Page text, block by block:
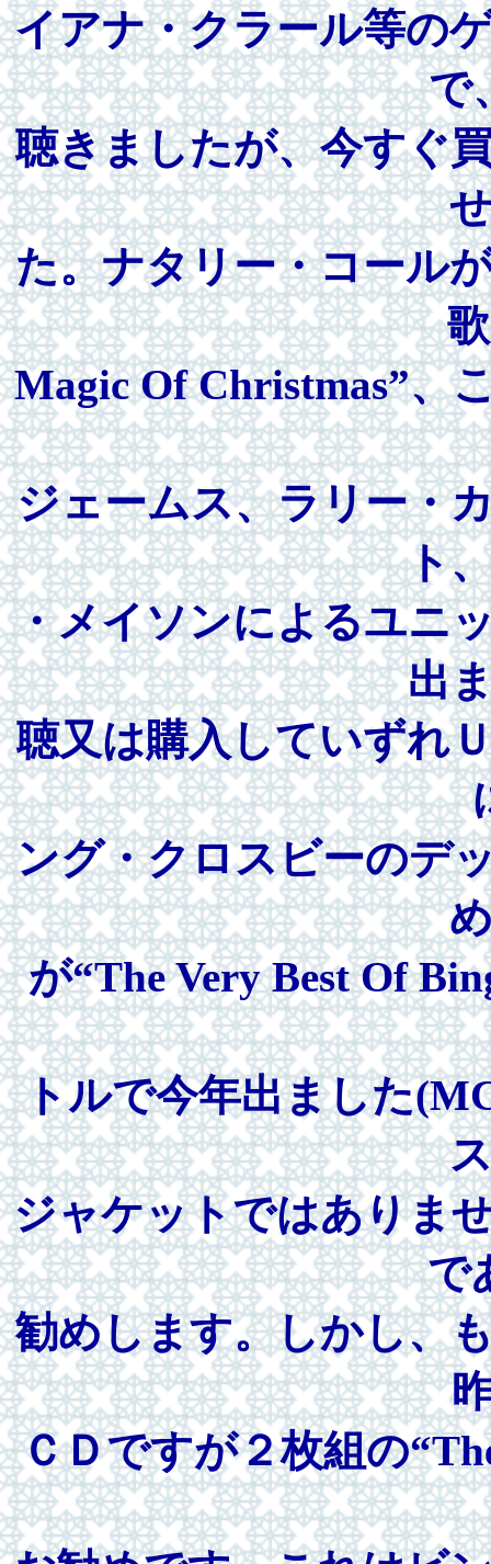
イアナ・クラール等の
で
聴きましたが、今すぐ
た。ナタリー・コール
Magic Of Christmas”、
ジェームス、ラリー・
ト
・メイソンによるユニ
出
聴又は購入していずれ
ング・クロスビーのデ
が“The Very Best Of
トルで今年出ました
ジャケットではありま
で
勧めします。しかし、
ＣＤですが２枚組の